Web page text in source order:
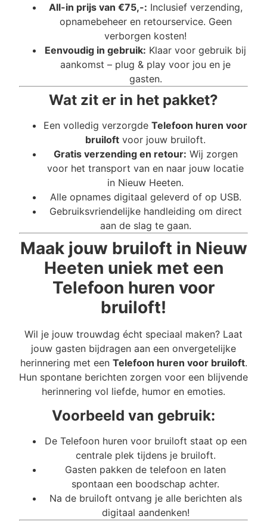
All-in prijs van €75,-: Inclusief verzending,
opnamebeheer en retourservice. Geen
verborgen kosten!
Eenvoudig in gebruik: Klaar voor gebruik bij
aankomst – plug & play voor jou en je
gasten.
Wat zit er in het pakket?
Een volledig verzorgde Telefoon huren voor
bruiloft voor jouw bruiloft.
Gratis verzending en retour: Wij zorgen
voor het transport van en naar jouw locatie
in Nieuw Heeten.
Alle opnames digitaal geleverd of op USB.
Gebruiksvriendelijke handleiding om direct
aan de slag te gaan.
Maak jouw bruiloft in Nieuw
Heeten uniek met een
Telefoon huren voor
bruiloft!
Wil je jouw trouwdag écht speciaal maken? Laat
jouw gasten bijdragen aan een onvergetelijke
herinnering met een Telefoon huren voor bruiloft.
Hun spontane berichten zorgen voor een blijvende
herinnering vol liefde, humor en emoties.
Voorbeeld van gebruik:
De Telefoon huren voor bruiloft staat op een
centrale plek tijdens je bruiloft.
Gasten pakken de telefoon en laten
spontaan een boodschap achter.
Na de bruiloft ontvang je alle berichten als
digitaal aandenken!